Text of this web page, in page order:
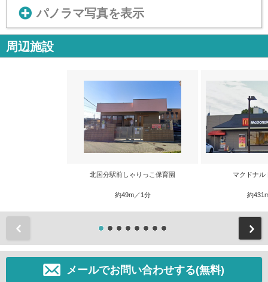
パノラマ写真を表示
周辺施設
北国分駅前しゃりっこ保育園
約49m／1分
マクドナル
約
メールでお問い合わせする(無料)